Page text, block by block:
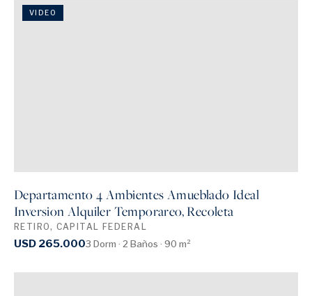
VIDEO
Departamento 4 Ambientes Amueblado Ideal
Inversion Alquiler Temporareo, Recoleta
RETIRO, CAPITAL FEDERAL
USD 265.0003 Dorm · 2 Baños · 90 m²